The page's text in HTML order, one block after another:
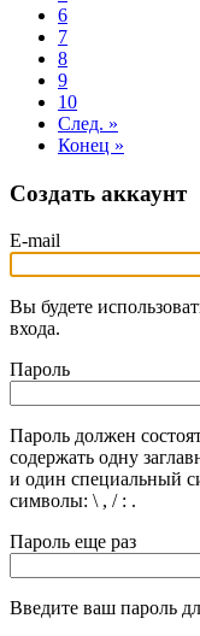
6
7
8
9
10
След. »
Конец »
Создать аккаунт
E-mail
Вы будете
входа.
Пароль
Пароль должен
содержать одну
и один специальный
символы: \ , / : .
Пароль еще раз
Введите ваш пароль